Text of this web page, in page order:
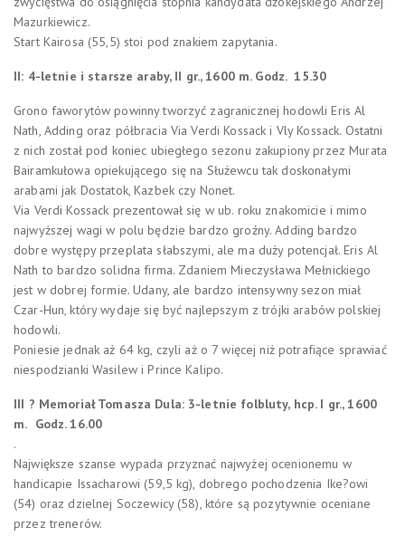
Mazurkiewicz.
Start Kairosa (55,5) stoi pod znakiem zapytania.
II: 4-letnie i starsze araby, II gr., 1600 m. Godz. 15.30
Grono faworytów powinny tworzyć zagranicznej hodowli Eris Al
Nath, Adding oraz półbracia Via Verdi Kossack i Vly Kossack. Ostatni
z nich został pod koniec ubiegłego sezonu zakupiony przez Murata
Bairamkułowa opiekującego się na Służewcu tak doskonałymi
arabami jak Dostatok, Kazbek czy Nonet.
Via Verdi Kossack prezentował się w ub. roku znakomicie i mimo
najwyższej wagi w polu będzie bardzo groźny. Adding bardzo
dobre występy przeplata słabszymi, ale ma duży potencjał. Eris Al
Nath to bardzo solidna firma. Zdaniem Mieczysława Mełnickiego
jest w dobrej formie. Udany, ale bardzo intensywny sezon miał
Czar-Hun, który wydaje się być najlepszym z trójki arabów polskiej
hodowli.
Poniesie jednak aż 64 kg, czyli aż o 7 więcej niż potrafiące sprawiać
niespodzianki Wasilew i Prince Kalipo.
III ? Memoriał Tomasza Dula: 3-letnie folbluty, hcp. I gr., 1600
m. Godz. 16.00
.
Największe szanse wypada przyznać najwyżej ocenionemu w
handicapie Issacharowi (59,5 kg), dobrego pochodzenia Ike?owi
(54) oraz dzielnej Soczewicy (58), które są pozytywnie oceniane
przez trenerów.